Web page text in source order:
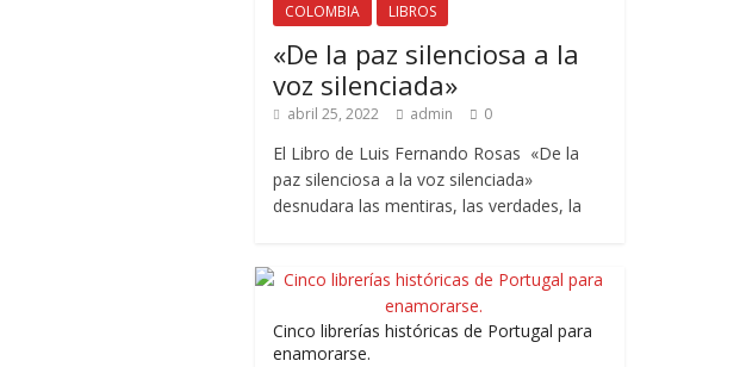
COLOMBIA LIBROS
«De la paz silenciosa a la
voz silenciada»
abril 25, 2022 admin 0
El Libro de Luis Fernando Rosas «De la
paz silenciosa a la voz silenciada»
desnudara las mentiras, las verdades, la
Cinco librerías históricas de Portugal para
enamorarse.